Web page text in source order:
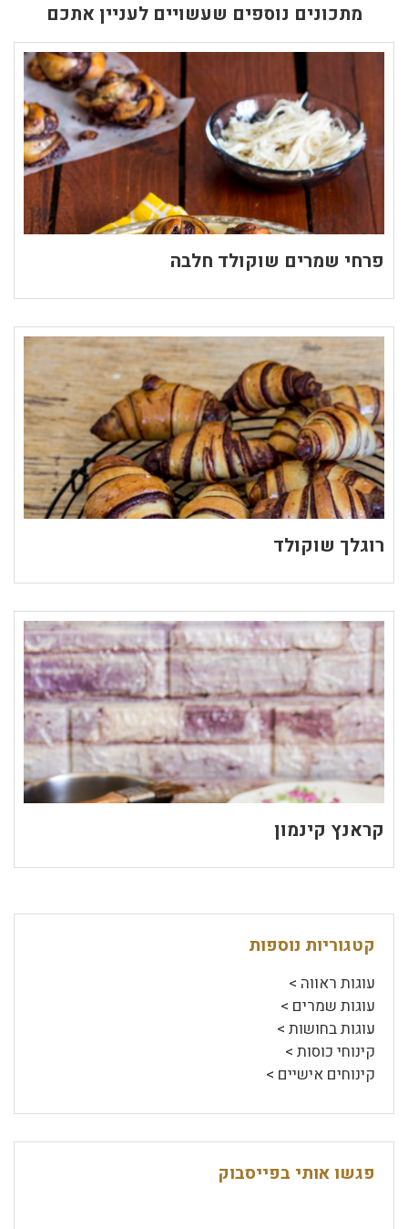
מתכונים נוספים שעשויים לעניין אתכם
פרחי שמרים שוקולד חלבה
רוגלך שוקולד
קראנץ קינמון
קטגוריות נוספות
עוגות ראווה >
עוגות שמרים >
עוגות בחושות >
קינוחי כוסות >
קינוחים אישיים >
פגשו אותי בפייסבוק